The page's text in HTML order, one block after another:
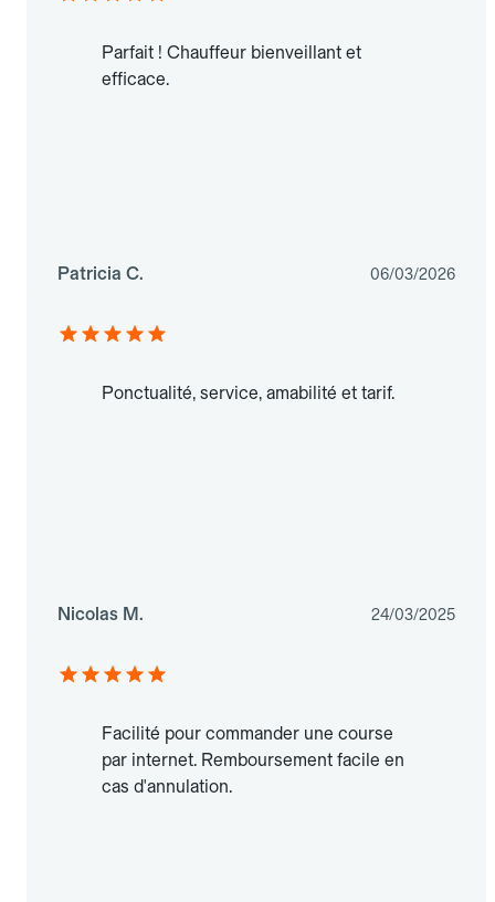
Parfait ! Chauffeur bienveillant et
efficace.
Patricia C. 06/03/2026
Ponctualité, service, amabilité et tarif.
Nicolas M. 24/03/2025
Facilité pour commander une course
par internet. Remboursement facile en
cas d'annulation.